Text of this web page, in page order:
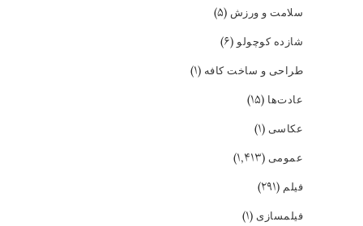
سلامت و ورزش (۵)
شازده کوچولو(۶)
طراحی و ساخت کافه (۱)
عادت‌ها (۱۵)
عکاسی (۱)
عمومی (۱,۴۱۳)
فیلم (۲۹۱)
فیلمسازی (۱)